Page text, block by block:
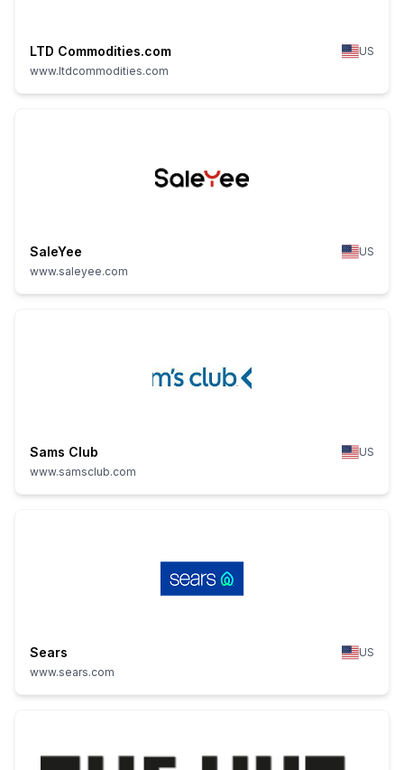
LTD Commodities.com
US
www.ltdcommodities.com
SaleYee
US
www.saleyee.com
Sams Club
US
www.samsclub.com
Sears
US
www.sears.com